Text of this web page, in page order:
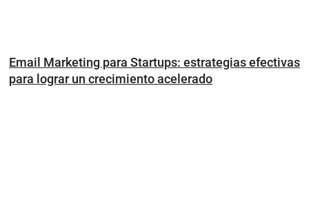
Email Marketing para Startups: estrategias efectivas
para lograr un crecimiento acelerado